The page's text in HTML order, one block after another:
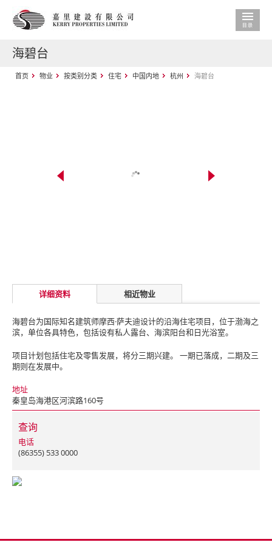
海碧台
首页 物业 按类别分类 住宅 中国内地 杭州 海碧台
详细资料 相近物业
海碧台为国际知名建筑师摩西·萨夫迪设计的沿海住宅项目，位于渤海之
滨，单位各具特色，包括设有私人露台、海滨阳台和日光浴室。
项目计划包括住宅及零售发展，将分三期兴建。 一期已落成，二期及三
期则在发展中。
地址
秦皇岛海港区河滨路160号
查询
电话
(86355) 533 0000